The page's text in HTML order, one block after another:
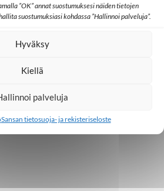
”OK” annat suostumuksesi näiden tietojen
suostumuksiasi kohdassa ”Hallinnoi palveluja”.
Hyväksy
Kiellä
palveluja
Sansan tietosuoja- ja rekisteriseloste